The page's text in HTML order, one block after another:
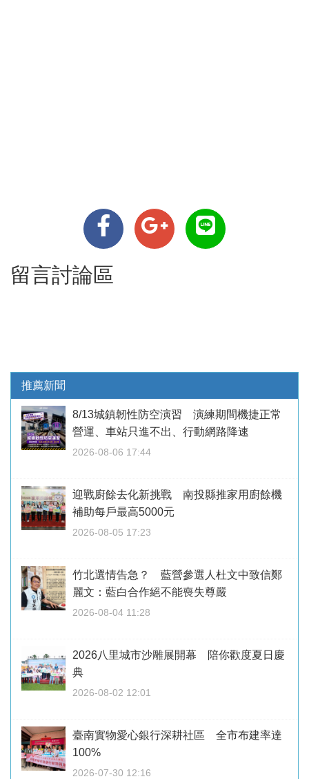
留言討論區
推薦新聞
8/13城鎮韌性防空演習 演練期間機捷正常
營運、車站只進不出、行動網路降速
2026-08-06 17:44
迎戰廚餘去化新挑戰 南投縣推家用廚餘機
補助每戶最高5000元
2026-08-05 17:23
竹北選情告急？ 藍營參選人杜文中致信鄭
麗文：藍白合作絕不能喪失尊嚴
2026-08-04 11:28
2026八里城市沙雕展開幕 陪你歡度夏日慶
典
2026-08-02 12:01
臺南實物愛心銀行深耕社區 全市布建率達
100%
2026-07-30 12:16